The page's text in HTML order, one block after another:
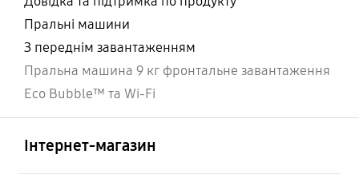
Пральні машини
З переднім завантаженням
Пральна машина 9 кг фронтальне завантаження
Eco Bubble™ та Wi-Fi
Інтернет-магазин